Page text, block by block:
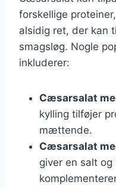
forskellige
alsidig ret, der kan
smagsløg. Nogle
inkluderer:
Cæsarsalat
kylling tilføjer
mættende.
Cæsarsalat
giver en salt